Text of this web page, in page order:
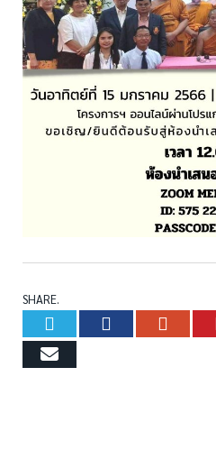
SHARE.
TwitterFacebook
Email